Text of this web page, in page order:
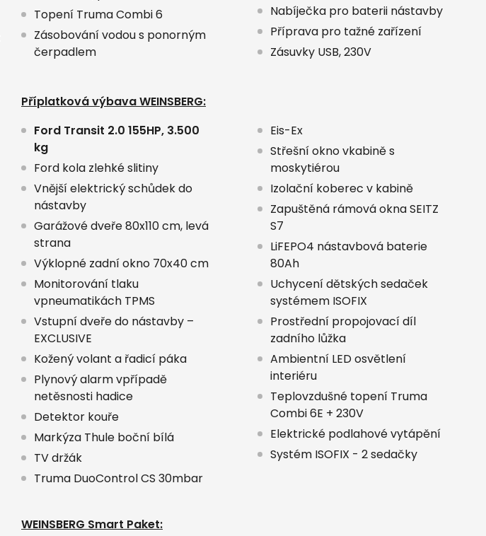
Topení Truma Combi 6
Zásobování vodou s ponorným
čerpadlem
Nabíječka pro baterii nástavby
Příprava pro tažné zařízení
Zásuvky USB, 230V
Příplatková výbava WEINSBERG:
Ford Transit 2.0 155HP, 3.500
kg
Ford kola zlehké slitiny
Vnější elektrický schůdek do
nástavby
Garážové dveře 80x110 cm, levá
strana
Výklopné zadní okno 70x40 cm
Monitorování tlaku
vpneumatikách TPMS
Vstupní dveře do nástavby –
EXCLUSIVE
Kožený volant a řadicí páka
Plynový alarm vpřípadě
netěsnosti hadice
Detektor kouře
Markýza Thule boční bílá
TV držák
Truma DuoControl CS 30mbar
Eis-Ex
Střešní okno vkabině s
moskytiérou
Izolační koberec v kabině
Zapuštěná rámová okna SEITZ
S7
LiFEPO4 nástavbová baterie
80Ah
Uchycení dětských sedaček
systémem ISOFIX
Prostřední propojovací díl
zadního lůžka
Ambientní LED osvětlení
interiéru
Teplovzdušné topení Truma
Combi 6E + 230V
Elektrické podlahové vytápění
Systém ISOFIX - 2 sedačky
WEINSBERG Smart Paket: